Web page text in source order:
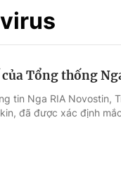
Thị
Tổng thống
tin Nga RIA Novostin,
đã được xác định